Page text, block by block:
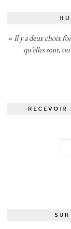
« Il y a deux choix
qu’elles sont,
RECEVOIR